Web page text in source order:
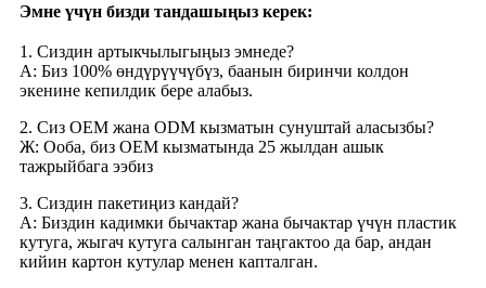
Эмне үчүн бизди тандашыңыз керек:
1. Сиздин артыкчылыгыңыз эмнеде?
A: Биз 100% өндүрүүчүбүз, баанын биринчи колдон
экенине кепилдик бере алабыз.
2. Сиз OEM жана ODM кызматын сунуштай аласызбы?
Ж: Ооба, биз OEM кызматында 25 жылдан ашык
тажрыйбага ээбиз
3. Сиздин пакетиңиз кандай?
A: Биздин кадимки бычактар ​​жана бычактар ​​үчүн пластик
кутуга, жыгач кутуга салынган таңгактоо да бар, андан
кийин картон кутулар менен капталган.